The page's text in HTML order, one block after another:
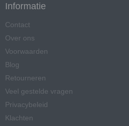
Informatie
Contact
Over ons
Voorwaarden
Blog
Retourneren
Veel gestelde vragen
Privacybeleid
Klachten